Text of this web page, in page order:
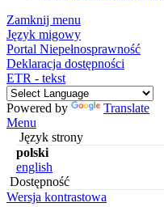
Zamknij menu
Język migowy
Portal Niepełnosprawność
Deklaracja dostępności
ETR - tekst
Powered by
Translate
Menu
Język strony
polski
english
Dostępność
Wersja kontrastowa